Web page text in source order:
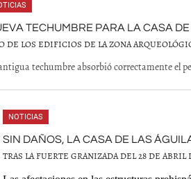
TECHUMBRE PARA LA CASA
DE LOS EDIFICIOS DE LA ZONA
techumbre absorbió correctamente el
NOTICIAS
SIN DAÑOS, LA CASA DE LAS
TRAS LA FUERTE GRANIZADA DEL 28 DE ABRIL